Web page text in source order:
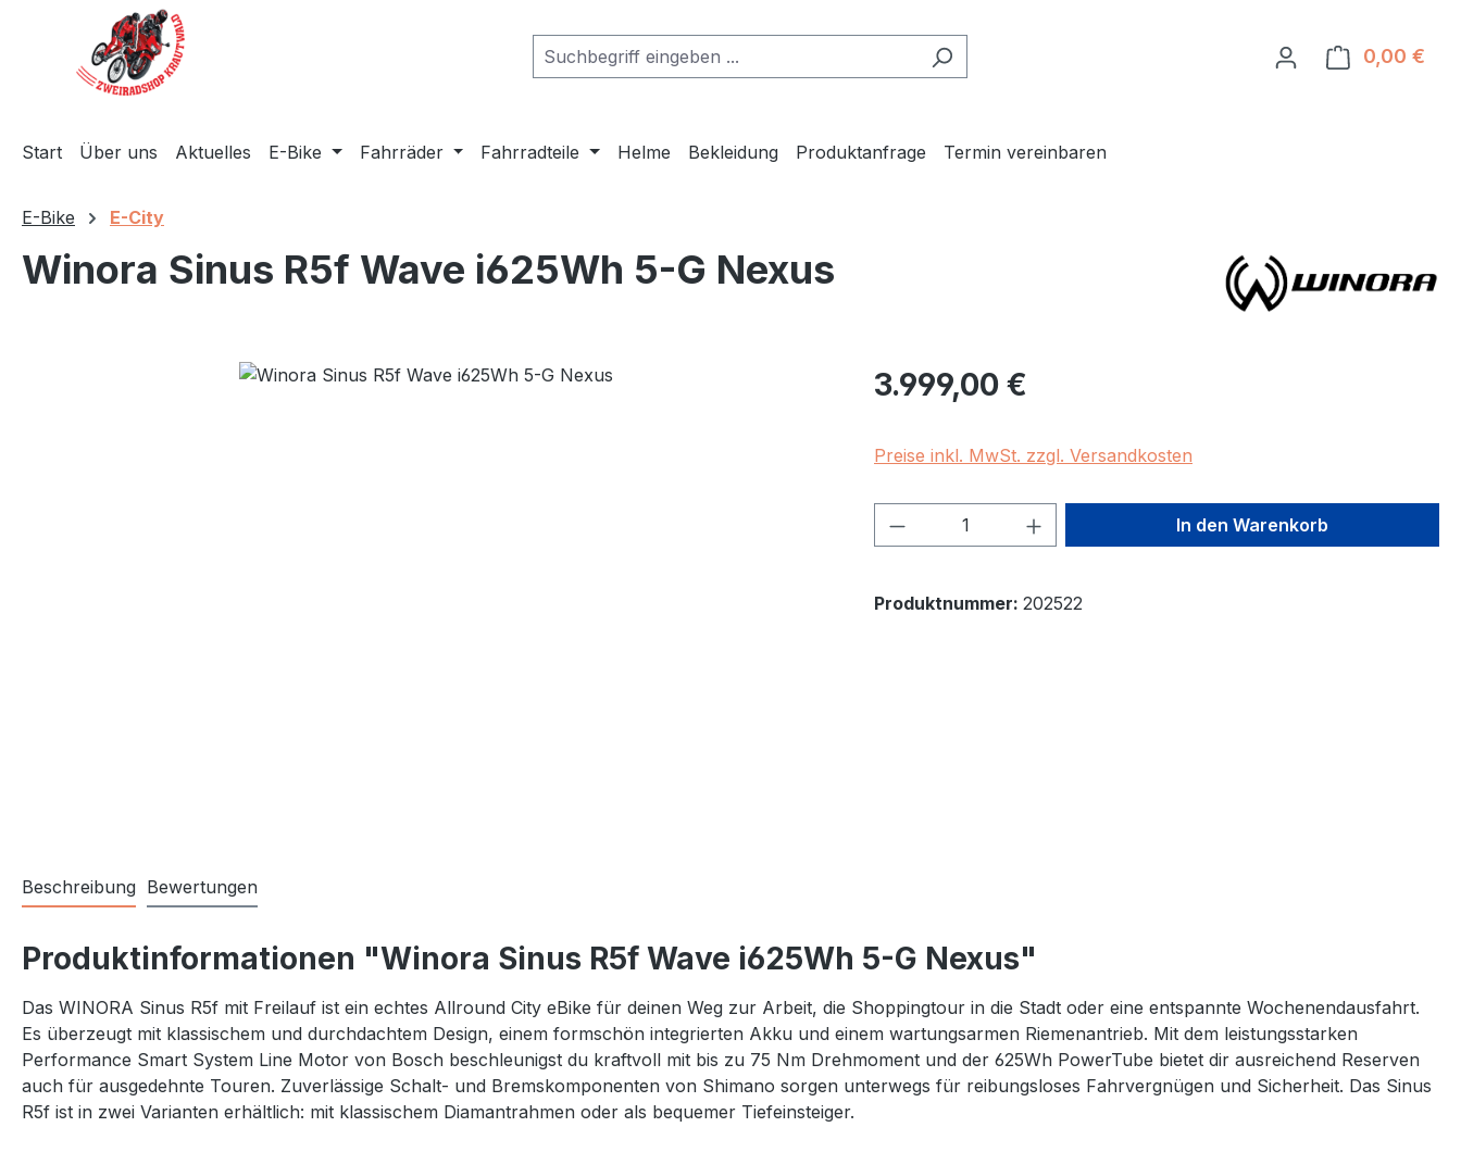
Hauptinhalt springen
Zur Suche springen
Zur Hauptnavigation springen
0,00 €
Start Über uns Aktuelles E-Bike Fahrräder Fahrradteile Helme Bekleidung Produktanfrage Termin vereinbaren
E-Bike E-City
Winora Sinus R5f Wave i625Wh 5-G Nexus
Regulärer Preis:
3.999,00 €
Preise inkl. MwSt. zzgl. Versandkosten
Produkt Anzahl: Gib den gewünschten Wert
In den Warenkorb
Produktnummer: 202522
Beschreibung Bewertungen
Produktinformationen "Winora Sinus R5f Wave i625Wh 5-G Nexus"
Das WINORA Sinus R5f mit Freilauf ist ein echtes Allround City eBike für deinen Weg zur Arbeit, die Shoppingtour in die Stadt oder eine entspannte Wochenendausfahrt.
Es überzeugt mit klassischem und durchdachtem Design, einem formschön integrierten Akku und einem wartungsarmen Riemenantrieb. Mit dem leistungsstarken
Performance Smart System Line Motor von Bosch beschleunigst du kraftvoll mit bis zu 75 Nm Drehmoment und der 625Wh PowerTube bietet dir ausreichend Reserven
auch für ausgedehnte Touren. Zuverlässige Schalt- und Bremskomponenten von Shimano sorgen unterwegs für reibungsloses Fahrvergnügen und Sicherheit. Das Sinus
R5f ist in zwei Varianten erhältlich: mit klassischem Diamantrahmen oder als bequemer Tiefeinsteiger.